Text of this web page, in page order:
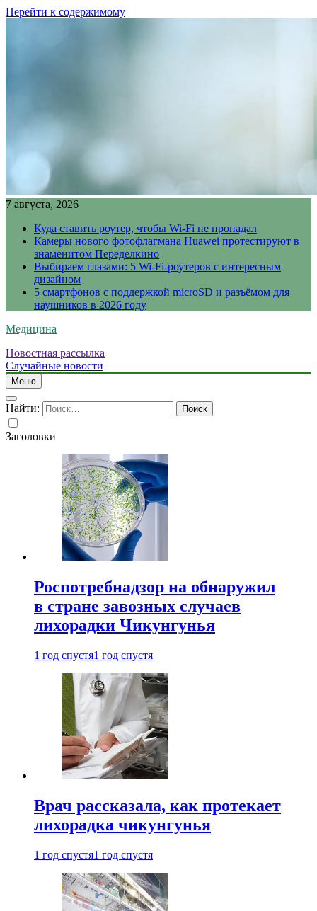
Перейти к содержимому
7 августа, 2026
Куда ставить роутер, чтобы Wi-Fi не пропадал
Камеры нового фотофлагмана Huawei протестируют в
знаменитом Переделкино
Выбираем глазами: 5 Wi-Fi-роутеров с интересным
дизайном
5 смартфонов с поддержкой microSD и разъёмом для
наушников в 2026 году
Медицина
Новостная рассылка
Случайные новости
Меню
Найти:
Заголовки
Роспотребнадзор на обнаружил
в стране завозных случаев
лихорадки Чикунгунья
1 год спустя1 год спустя
Врач рассказала, как протекает
лихорадка чикунгунья
1 год спустя1 год спустя